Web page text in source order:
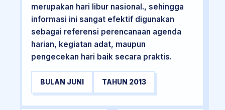
merupakan hari libur nasional., sehingga
informasi ini sangat efektif digunakan
sebagai referensi perencanaan agenda
harian, kegiatan adat, maupun
pengecekan hari baik secara praktis.
BULAN JUNI TAHUN 2013